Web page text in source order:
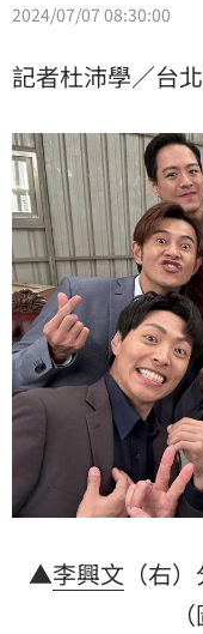
2024/07/07 08:30:00
記者杜沛學／台
▲李興文 （右